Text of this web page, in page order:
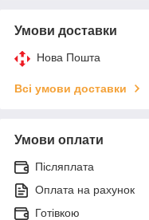
Умови доставки
Нова Пошта
Всі умови доставки
Умови оплати
Післяплата
Оплата на рахунок
Готівкою